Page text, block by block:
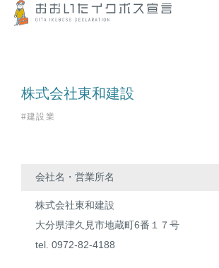
株式会社東和建設
#建設業
会社名・営業所名
株式会社東和建設
大分県津久見市地蔵町6番１７号
tel. 0972-82-4188